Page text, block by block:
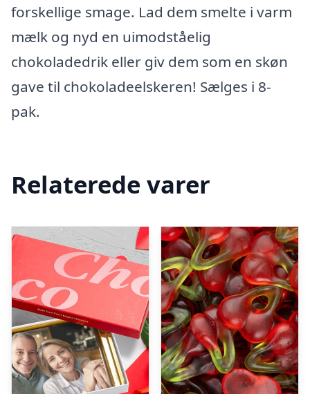
forskellige smage. Lad dem smelte i varm
mælk og nyd en uimodståelig
chokoladedrik eller giv dem som en skøn
gave til chokoladeelskeren! Sælges i 8-
pak.
Relaterede varer